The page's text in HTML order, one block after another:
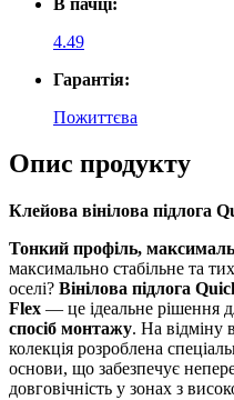
4.49
Гарантія:
Пожиттєва
Опис продукту
Клейова вінілова підлога
Тонкий профіль,
максимально стабільне та
оселі? Вінілова підлога
Flex — це ідеальне рішення
спосіб монтажу. На відміну
колекція розроблена
основи, що забезпечує
довговічність у зонах з